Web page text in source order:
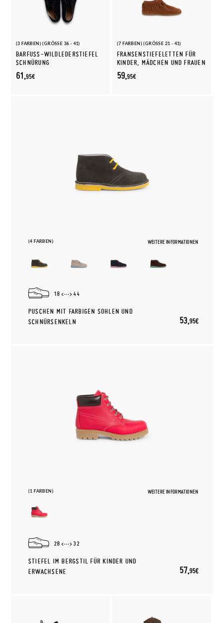
(3 FARBEN) (GRÖSSE 36 - 41)
BARFUSS-WILDLEDERSTIEFEL S
CHNÜRUNG
61,95€
(7 FARBEN) (GRÖSSE 21 - 41)
FRANSENSTIEFELETTEN FÜR
KINDER, MÄDCHEN UND FRAUEN
59,95€
(4 FARBEN) WEITERE INFORMATIONEN
18 44
PUSCHEN MIT FARBIGEN SOHLEN UND
SCHNÜRSENKELN
53,95€
(1 FARBEN) WEITERE INFORMATIONEN
28 32
STIEFEL IM BERGSTIL FÜR KINDER UND
ERWACHSENE
57,95€